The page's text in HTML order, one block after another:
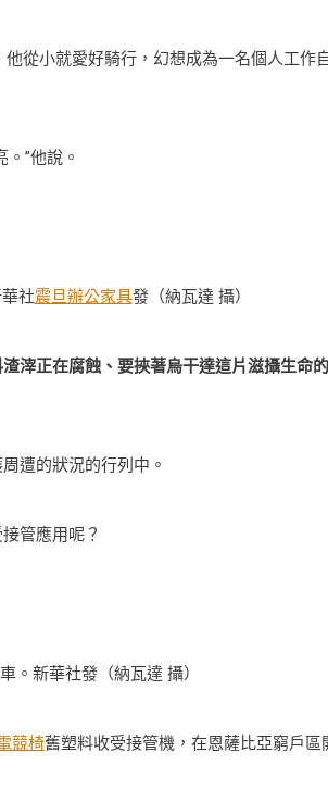
從小就愛好騎行，幻想成為一名個人工作
”他說。
社震旦辦公家具發（納瓦達 攝）
滓正在腐蝕、要挾著烏干達這片滋攝生命
遭的狀況的行列中。
管應用呢？
。新華社發（納瓦達 攝）
競椅舊塑料收受接管機，在恩薩比亞窮戶區